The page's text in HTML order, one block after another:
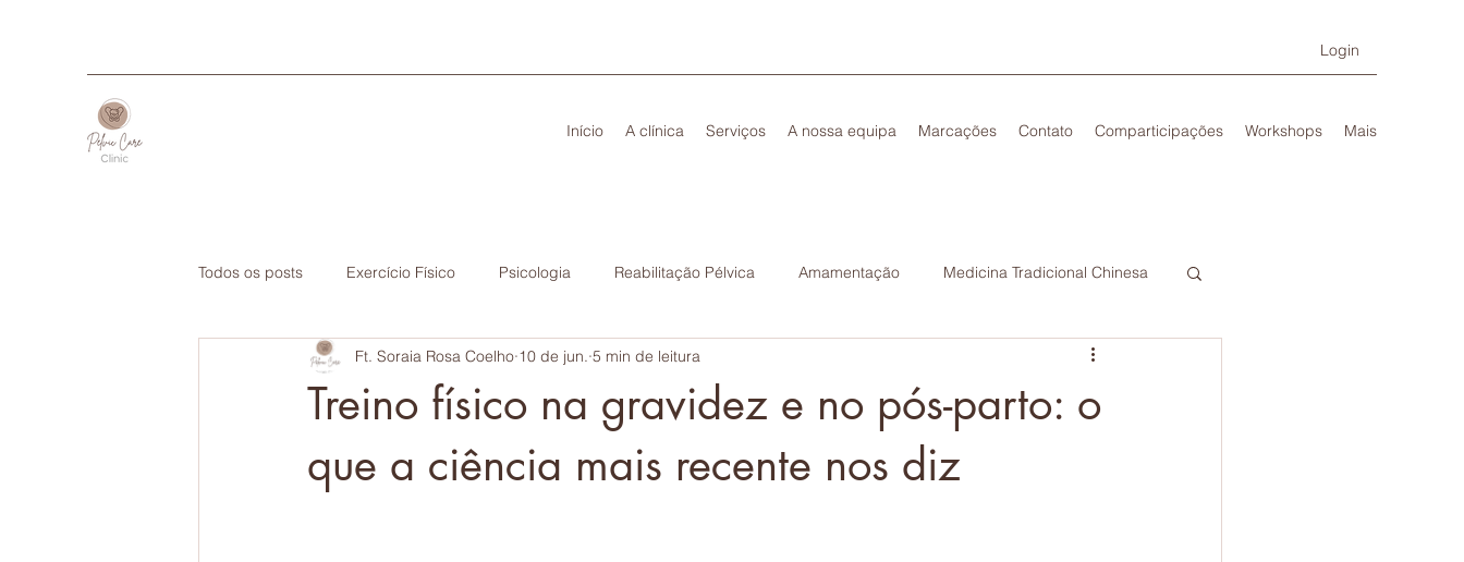
Login
Início A clínica Serviços A nossa equipa Marcações Contato Comparticipações Workshops Mais
Todos os posts Exercício Físico Psicologia Reabilitação Pélvica Amamentação Medicina Tradicional Chinesa
Treino físico na gravidez e no pós-parto: o
que a ciência mais recente nos diz
Ft. Soraia Rosa Coelho 10 de jun. 5 min de leitura